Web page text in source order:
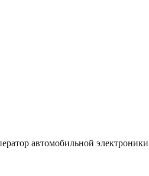
автомобильной электроники